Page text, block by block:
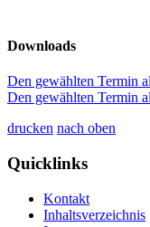
Downloads
Den gewählten Termin
Den gewählten Termin
drucken nach oben
Quicklinks
Kontakt
Inhaltsverzeichnis